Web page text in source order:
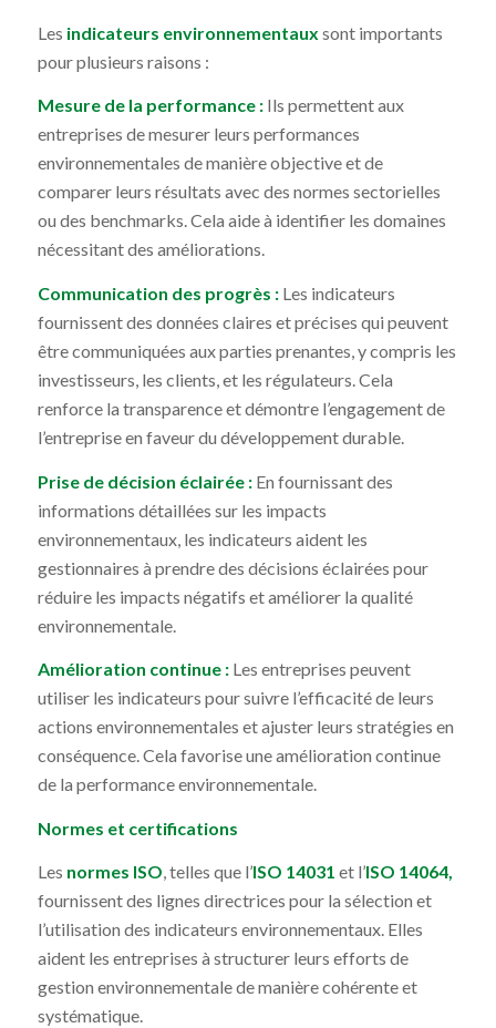
Les indicateurs environnementaux sont importants
pour plusieurs raisons :
Mesure de la performance :Ils permettent aux
entreprises de mesurer leurs performances
environnementales de manière objective et de
comparer leurs résultats avec des normes sectorielles
ou des benchmarks. Cela aide à identifier les domaines
nécessitant des améliorations.
Communication des progrès :Les indicateurs
fournissent des données claires et précises qui peuvent
être communiquées aux parties prenantes, y compris les
investisseurs, les clients, et les régulateurs. Cela
renforce la transparence et démontre l’engagement de
l’entreprise en faveur du développement durable.
Prise de décision éclairée :En fournissant des
informations détaillées sur les impacts
environnementaux, les indicateurs aident les
gestionnaires à prendre des décisions éclairées pour
réduire les impacts négatifs et améliorer la qualité
environnementale.
Amélioration continue : Les entreprises peuvent
utiliser les indicateurs pour suivre l’efficacité de leurs
actions environnementales et ajuster leurs stratégies en
conséquence. Cela favorise une amélioration continue
de la performance environnementale.
Normes et certifications
Les normes ISO, telles que l’ISO 14031 et l’ISO 14064,
fournissent des lignes directrices pour la sélection et
l’utilisation des indicateurs environnementaux. Elles
aident les entreprises à structurer leurs efforts de
gestion environnementale de manière cohérente et
systématique.